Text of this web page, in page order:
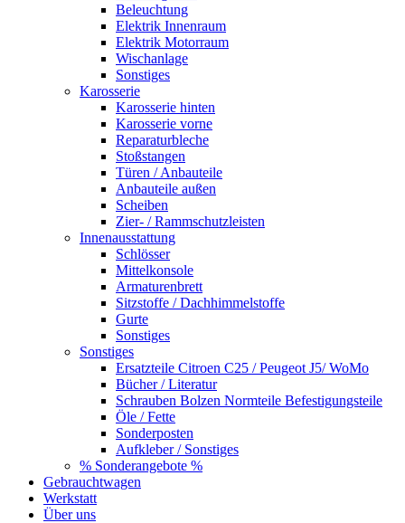
Beleuchtung
Elektrik Innenraum
Elektrik Motorraum
Wischanlage
Sonstiges
Karosserie
Karosserie hinten
Karosserie vorne
Reparaturbleche
Stoßstangen
Türen / Anbauteile
Anbauteile außen
Scheiben
Zier- / Rammschutzleisten
Innenausstattung
Schlösser
Mittelkonsole
Armaturenbrett
Sitzstoffe / Dachhimmelstoffe
Gurte
Sonstiges
Sonstiges
Ersatzteile Citroen C25 / Peugeot J5/ WoMo
Bücher / Literatur
Schrauben Bolzen Normteile Befestigungsteile
Öle / Fette
Sonderposten
Aufkleber / Sonstiges
% Sonderangebote %
Gebrauchtwagen
Werkstatt
Über uns